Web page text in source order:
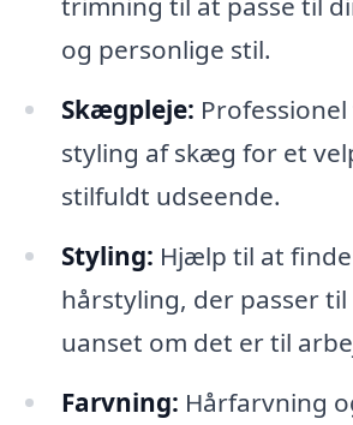
og personlige stil.
Skægpleje:
styling af skæg for et
stilfuldt udseende.
Styling: Hjælp til at
hårstyling, der passer
uanset om det er til
Farvning: Hårfarvning